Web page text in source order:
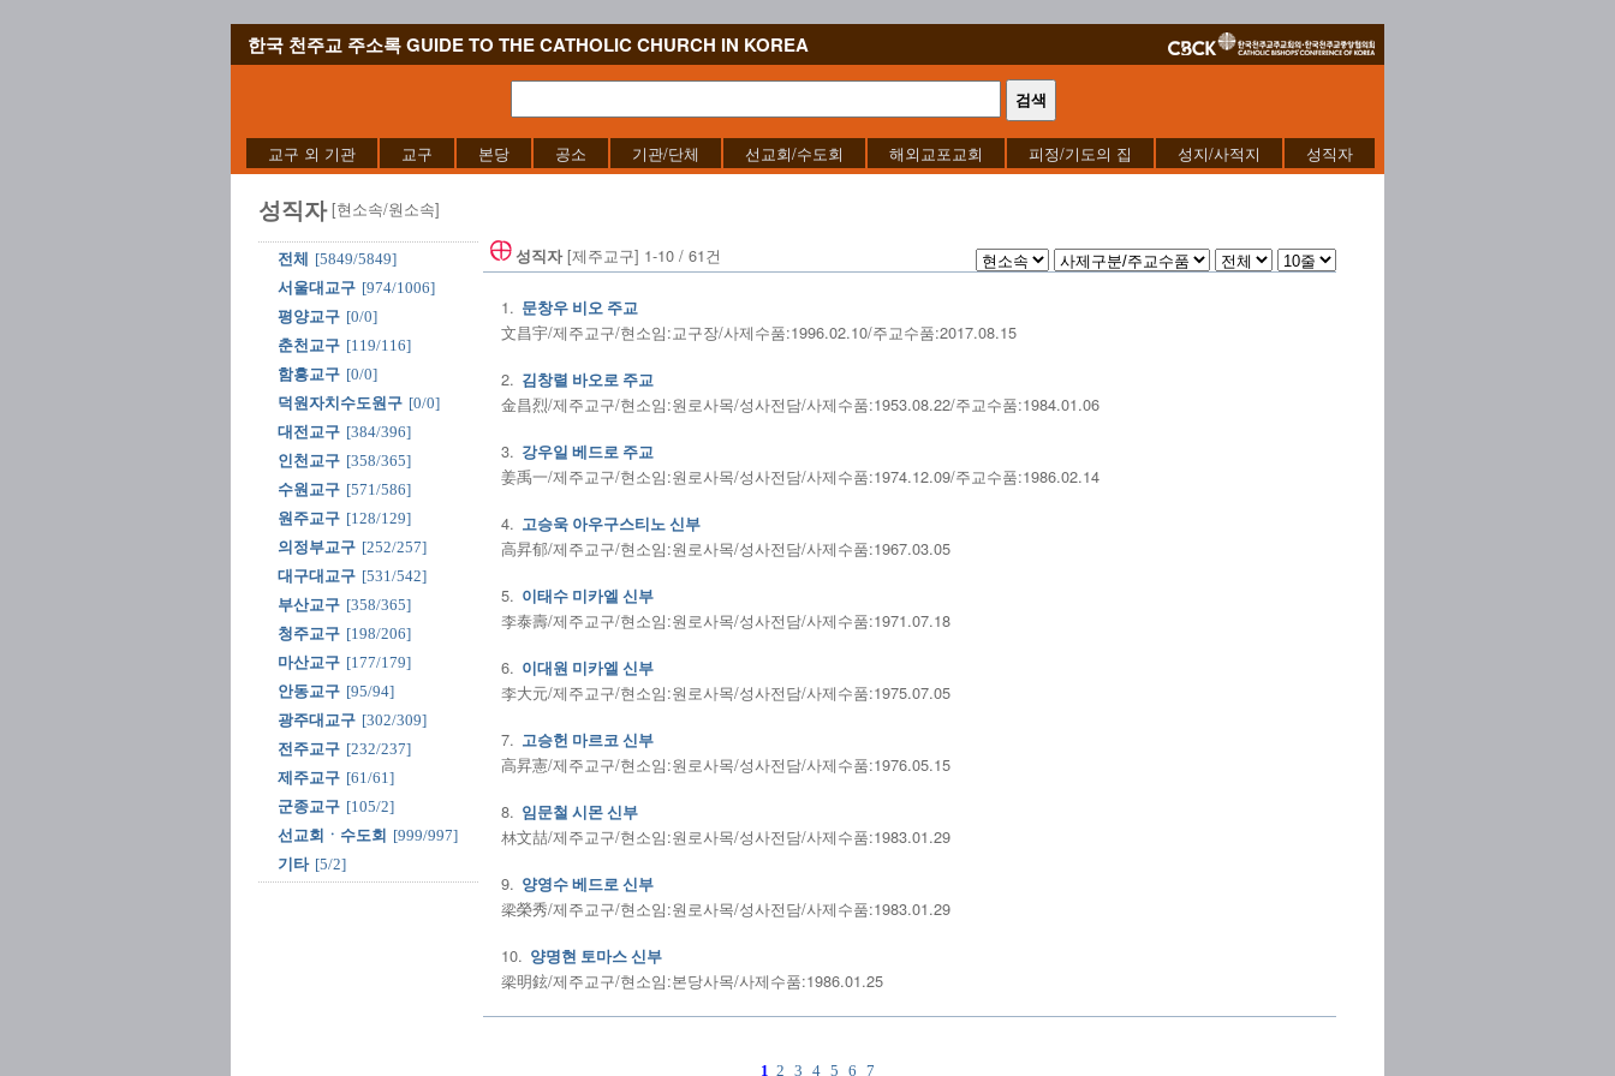
한국 천주교 주소록 GUIDE TO THE CATHOLIC CHURCH IN KOREA
교구 외 기관 교구 본당 공소 기관/단체 선교회/수도회 해외교포교회 피정/기도의 집 성지/사적지 성직자
성직자 [현소속/원소속]
전체
[5849/5849]
서울대교구 [974/1006]
평양교구 [0/0]
춘천교구 [119/116]
함흥교구 [0/0]
덕원자치수도원구 [0/0]
대전교구 [384/396]
인천교구 [358/365]
수원교구 [571/586]
원주교구 [128/129]
의정부교구 [252/257]
대구대교구 [531/542]
부산교구 [358/365]
청주교구 [198/206]
마산교구 [177/179]
안동교구 [95/94]
광주대교구 [302/309]
전주교구 [232/237]
제주교구 [61/61]
군종교구 [105/2]
선교회ㆍ수도회 [999/997]
기타 [5/2]
성직자[제주교구] 1-10 / 61건
1. 문창우 비오 주교
文昌宇/제주교구/현소임:교구장/사제수품:1996.02.10/주교수품:2017.08.15
2. 김창렬 바오로 주교
金昌烈/제주교구/현소임:원로사목/성사전담/사제수품:1953.08.22/주교수품:1984.01.06
3. 강우일 베드로 주교
姜禹一/제주교구/현소임:원로사목/성사전담/사제수품:1974.12.09/주교수품:1986.02.14
4. 고승욱 아우구스티노 신부
高昇郁/제주교구/현소임:원로사목/성사전담/사제수품:1967.03.05
5. 이태수 미카엘 신부
李泰壽/제주교구/현소임:원로사목/성사전담/사제수품:1971.07.18
6. 이대원 미카엘 신부
李大元/제주교구/현소임:원로사목/성사전담/사제수품:1975.07.05
7. 고승헌 마르코 신부
高昇憲/제주교구/현소임:원로사목/성사전담/사제수품:1976.05.15
8. 임문철 시몬 신부
林文喆/제주교구/현소임:원로사목/성사전담/사제수품:1983.01.29
9. 양영수 베드로 신부
梁榮秀/제주교구/현소임:원로사목/성사전담/사제수품:1983.01.29
10. 양명현 토마스 신부
梁明鉉/제주교구/현소임:본당사목/사제수품:1986.01.25
1 2 3 4 5 6 7